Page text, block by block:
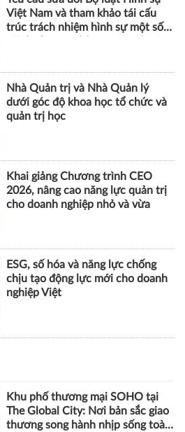
dưới góc độ khoa học tổ chức và
quản trị học
Khai giảng Chương trình CEO
2026, nâng cao năng lực quản trị
cho doanh nghiệp nhỏ và vừa
ESG, số hóa và năng lực chống
chịu tạo động lực mới cho doanh
nghiệp Việt
Khu phố thương mại SOHO tại
Lộ diện dòng BĐS cao cấp tại Đà
Nẵng lọt tầm ngắm giới thượng
lưu